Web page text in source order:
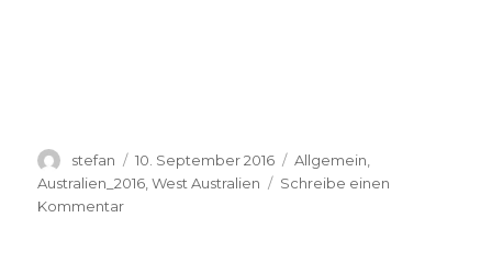
Autor
stefan
Veröffentlicht
am
10. September 2016 Kategorien
Allgemein
Australien_2016 ,West Australien
Schreibe einen
Kommentarzu